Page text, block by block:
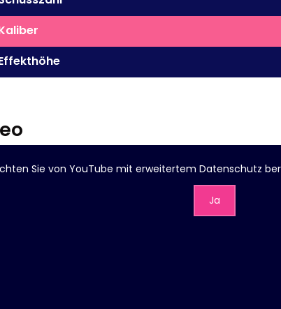
Sie vonYouTube mit erweitertem Datenschutz
Ja